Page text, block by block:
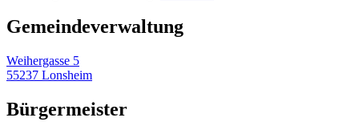
Gemeinde­verwaltung
Weihergasse 5
55237 Lonsheim
Bürgermeister